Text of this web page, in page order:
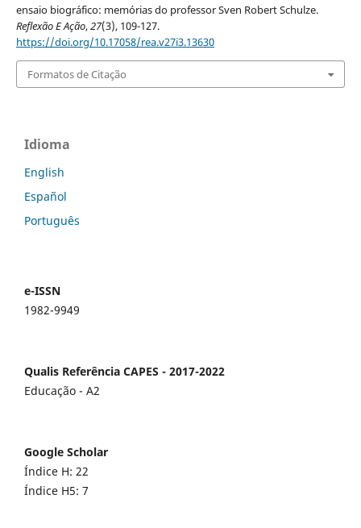
ensaio biográfico: memórias do professor Sven Robert Schulze.
Reflexão E Ação,27(3), 109-127.
https://doi.org/10.17058/rea.v27i3.13630
Formatos de Citação
Idioma
English
Español
Português
e-ISSN
1982-9949
Qualis Referência CAPES - 2017-2022
Educação - A2
Google Scholar
Índice H: 22
Índice H5: 7